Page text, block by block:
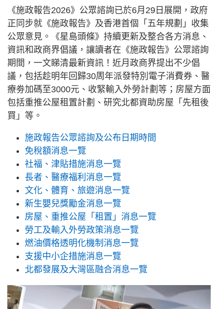
《施政報告2026》公眾諮詢已於6月29日展開，政府
正同步就《施政報告》及香港首個「五年規劃」收集
公眾意見。《星島頭條》持續更新及整合各方消息、
資訊和政商界倡議，讓讀者在《施政報告》公眾諮詢
期間，一文睇清最新資訊！近月政商界提出不少倡
議，包括趁明年回歸30周年派發特別電子消費券、醫
療劵加碼至3000元、收緊輸入外勞計劃等；房屋方面
包括重推公屋租置計劃、研究北都資助房屋「先租後
買」等。
施政報告公眾諮詢及公布日期時間
免稅額消息一覽
社福、津貼措施消息一覽
長者、醫療福利消息一覽
文化、體育、旅遊消息一覽
新生嬰兒獎勵金消息一覽
房屋、重推公屋「租置」消息一覽
勞工及輸入外勞政策消息一覽
燃油價格透明化機制消息一覽
支援中小企措施消息一覽
北都發展及大灣區融合消息一覽